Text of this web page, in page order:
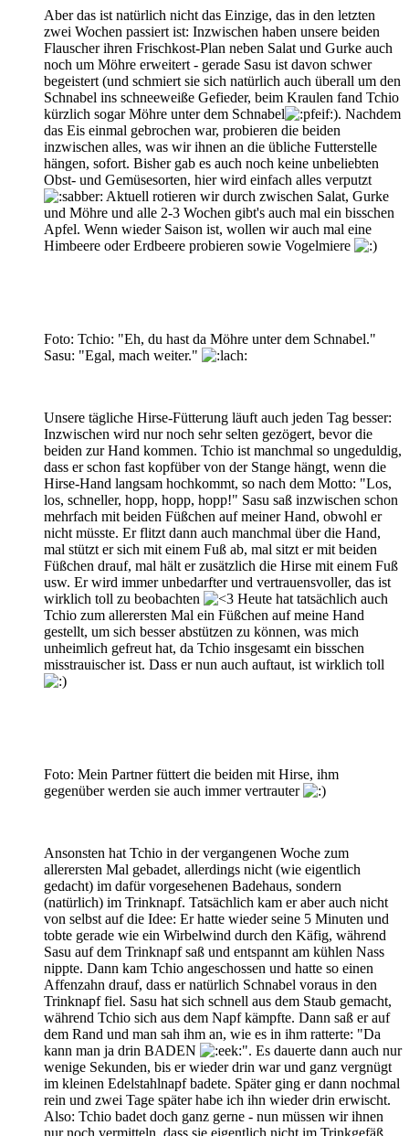
Aber das ist natürlich nicht das Einzige, das in den letzten
zwei Wochen passiert ist: Inzwischen haben unsere beiden
Flauscher ihren Frischkost-Plan neben Salat und Gurke auch
noch um Möhre erweitert - gerade Sasu ist davon schwer
begeistert (und schmiert sie sich natürlich auch überall um den
Schnabel ins schneeweiße Gefieder, beim Kraulen fand Tchio
kürzlich sogar Möhre unter dem Schnabel
). Nachdem
das Eis einmal gebrochen war, probieren die beiden
inzwischen alles, was wir ihnen an die übliche Futterstelle
hängen, sofort. Bisher gab es auch noch keine unbeliebten
Obst- und Gemüsesorten, hier wird einfach alles verputzt
Aktuell rotieren wir durch zwischen Salat, Gurke
und Möhre und alle 2-3 Wochen gibt's auch mal ein bisschen
Apfel. Wenn wieder Saison ist, wollen wir auch mal eine
Himbeere oder Erdbeere probieren sowie Vogelmiere
Foto: Tchio: "Eh, du hast da Möhre unter dem Schnabel."
Sasu: "Egal, mach weiter."
Unsere tägliche Hirse-Fütterung läuft auch jeden Tag besser:
Inzwischen wird nur noch sehr selten gezögert, bevor die
beiden zur Hand kommen. Tchio ist manchmal so ungeduldig,
dass er schon fast kopfüber von der Stange hängt, wenn die
Hirse-Hand langsam hochkommt, so nach dem Motto: "Los,
los, schneller, hopp, hopp, hopp!" Sasu saß inzwischen schon
mehrfach mit beiden Füßchen auf meiner Hand, obwohl er
nicht müsste. Er flitzt dann auch manchmal über die Hand,
mal stützt er sich mit einem Fuß ab, mal sitzt er mit beiden
Füßchen drauf, mal hält er zusätzlich die Hirse mit einem Fuß
usw. Er wird immer unbedarfter und vertrauensvoller, das ist
wirklich toll zu beobachten
Heute hat tatsächlich auch
Tchio zum allerersten Mal ein Füßchen auf meine Hand
gestellt, um sich besser abstützen zu können, was mich
unheimlich gefreut hat, da Tchio insgesamt ein bisschen
misstrauischer ist. Dass er nun auch auftaut, ist wirklich toll
Foto: Mein Partner füttert die beiden mit Hirse, ihm
gegenüber werden sie auch immer vertrauter
Ansonsten hat Tchio in der vergangenen Woche zum
allerersten Mal gebadet, allerdings nicht (wie eigentlich
gedacht) im dafür vorgesehenen Badehaus, sondern
(natürlich) im Trinknapf. Tatsächlich kam er aber auch nicht
von selbst auf die Idee: Er hatte wieder seine 5 Minuten und
tobte gerade wie ein Wirbelwind durch den Käfig, während
Sasu auf dem Trinknapf saß und entspannt am kühlen Nass
nippte. Dann kam Tchio angeschossen und hatte so einen
Affenzahn drauf, dass er natürlich Schnabel voraus in den
Trinknapf fiel. Sasu hat sich schnell aus dem Staub gemacht,
während Tchio sich aus dem Napf kämpfte. Dann saß er auf
dem Rand und man sah ihm an, wie es in ihm ratterte: "Da
kann man ja drin BADEN
". Es dauerte dann auch nur
wenige Sekunden, bis er wieder drin war und ganz vergnügt
im kleinen Edelstahlnapf badete. Später ging er dann nochmal
rein und zwei Tage später habe ich ihn wieder drin erwischt.
Also: Tchio badet doch ganz gerne - nun müssen wir ihnen